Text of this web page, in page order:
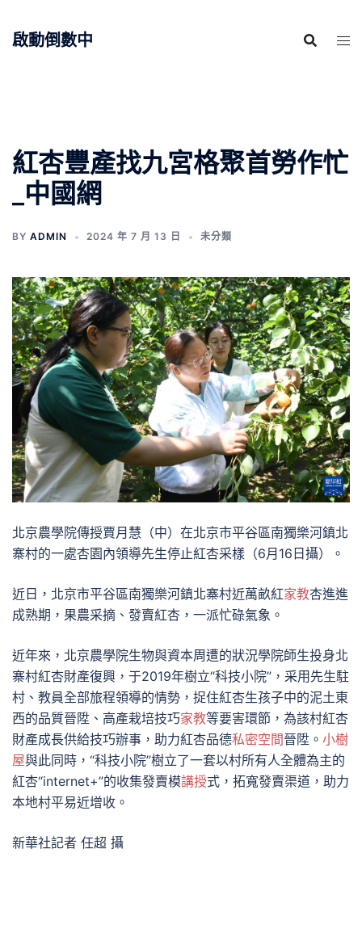
啟動倒數中
紅杏豐產找九宮格聚首勞作忙
_中國網
BY ADMIN 2024 年 7 月 13 日 未分類
北京農學院傳授賈月慧（中）在北京市平谷區南獨樂河鎮北
寨村的一處杏園內領導先生停止紅杏采樣（6月16日攝）。
近日，北京市平谷區南獨樂河鎮北寨村近萬畝紅家教杏進進
成熟期，果農采摘、發賣紅杏，一派忙碌氣象。
近年來，北京農學院生物與資本周遭的狀況學院師生投身北
寨村紅杏財產復興，于2019年樹立“科技小院”，采用先生駐
村、教員全部旅程領導的情勢，捉住紅杏生孩子中的泥土東
西的品質晉陞、高產栽培技巧家教等要害環節，為該村紅杏
財產成長供給技巧辦事，助力紅杏品德私密空間晉陞。 小樹
屋與此同時，“科技小院”樹立了一套以村所有人全體為主的
紅杏“internet+”的收集發賣模講授式，拓寬發賣渠道，助力
本地村平易近增收。
新華社記者 任超 攝